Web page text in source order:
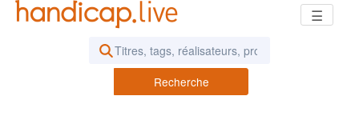
☰
Recherche